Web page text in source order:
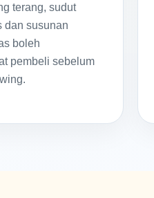
terang, sudut
dan susunan
boleh
pembeli sebelum